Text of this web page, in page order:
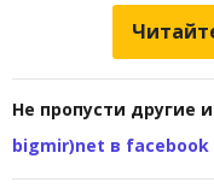
Не пропусти другие
bigmir)net в facebook